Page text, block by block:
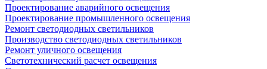
Проектирование аварийного освещения
Проектирование промышленного освещения
Ремонт светодиодных светильников
Производство светодиодных светильников
Ремонт уличного освещения
Светотехнический расчет освещения